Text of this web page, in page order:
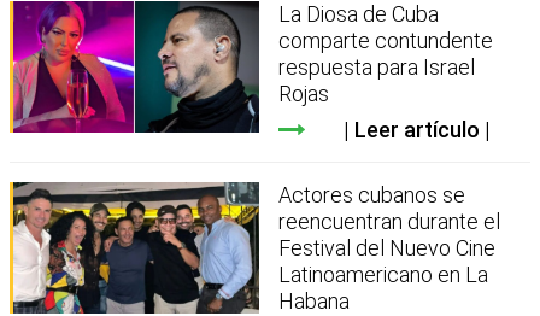
La Diosa de Cuba
comparte contundente
respuesta para Israel
Rojas
Leer artículo
Actores cubanos se
reencuentran durante el
Festival del Nuevo Cine
Latinoamericano en La
Habana